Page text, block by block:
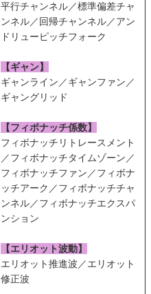
平行チャンネル／標準偏差チャ
ンネル／回帰チャンネル／アン
ドリューピッチフォーク
【ギャン】
ギャンライン／ギャンファン／
ギャングリッド
【フィボナッチ係数】
フィボナッチリトレースメント
／フィボナッチタイムゾーン／
フィボナッチファン／フィボナ
ッチアーク／フィボナッチチャ
ンネル／フィボナッチエクスパ
ンション
【エリオット波動】
エリオット推進波／エリオット
修正波